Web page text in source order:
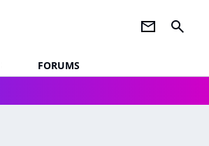
newsletter search
FORUMS